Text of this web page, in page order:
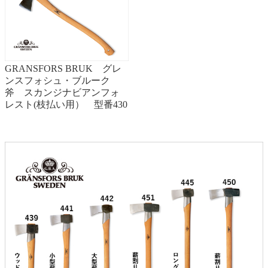
GRANSFORS BRUK グレ
ンスフォシュ・ブルーク
斧 スカンジナビアンフォ
レスト(枝払い用） 型番430